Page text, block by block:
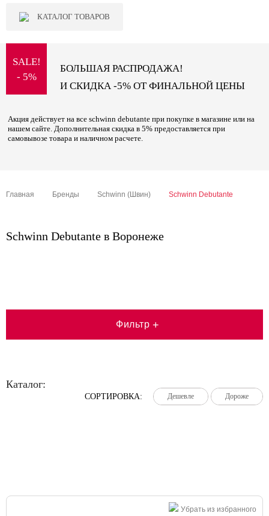
КАТАЛОГ ТОВАРОВ
SALE!
- 5%
БОЛЬШАЯ РАСПРОДАЖА!
И СКИДКА -5% ОТ ФИНАЛЬНОЙ ЦЕНЫ
Акция действует на все schwinn debutante при покупке в магазине или на
нашем сайте. Дополнительная скидка в 5% предоставляется при
самовывозе товара и наличном расчете.
Главная Бренды Schwinn (Швин) Schwinn Debutante
Schwinn Debutante в Воронеже
Фильтр +
Каталог:
СОРТИРОВКА: Дешевле
Дешевле
Дешевле Дороже
Дороже
Дороже
Убрать из избранного